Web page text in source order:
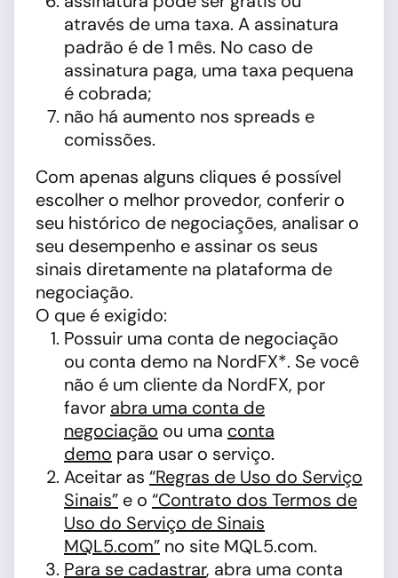
através de uma taxa. A assinatura
padrão é de 1 mês. No caso de
assinatura paga, uma taxa pequena
é cobrada;
não há aumento nos spreads e
comissões.
Com apenas alguns cliques é possível
escolher o melhor provedor, conferir o
seu histórico de negociações, analisar o
seu desempenho e assinar os seus
sinais diretamente na plataforma de
negociação.
O que é exigido:
Possuir uma conta de negociação
ou conta demo na NordFX*. Se você
não é um cliente da NordFX, por
favor abra uma conta de
negociação ou uma conta
demo para usar o serviço.
Aceitar as “Regras de Uso do Serviço
Sinais” e o “Contrato dos Termos de
Uso do Serviço de Sinais
MQL5.com” no site MQL5.com.
Para se cadastrar, abra uma conta